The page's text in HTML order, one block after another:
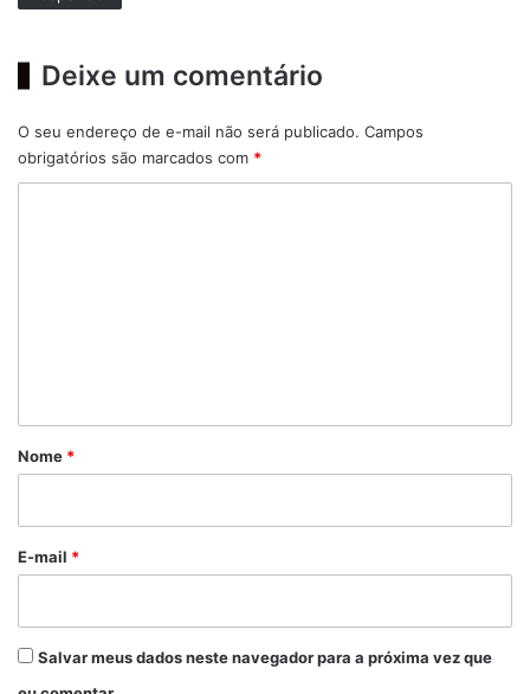
:
Deixe um comentário
O seu endereço de e-mail não será publicado. Campos
obrigatórios são marcados com *
r
*
Nome *
E-mail *
Salvar meus dados neste navegador para a próxima vez que